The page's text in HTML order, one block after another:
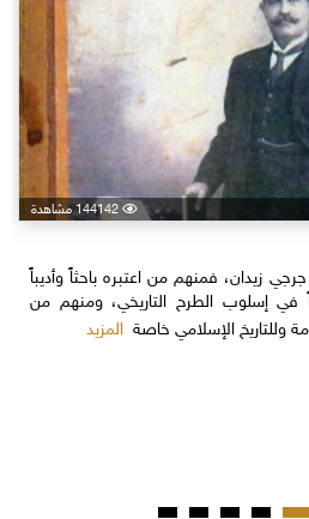
144142 مشاهدة
زيدان، فمنهم من اعتبره باحثاً وأديباً
إسلوب الطرح التاريخي، ومنهم من
وللتاريخ الإسلامي خاصةالمزيد